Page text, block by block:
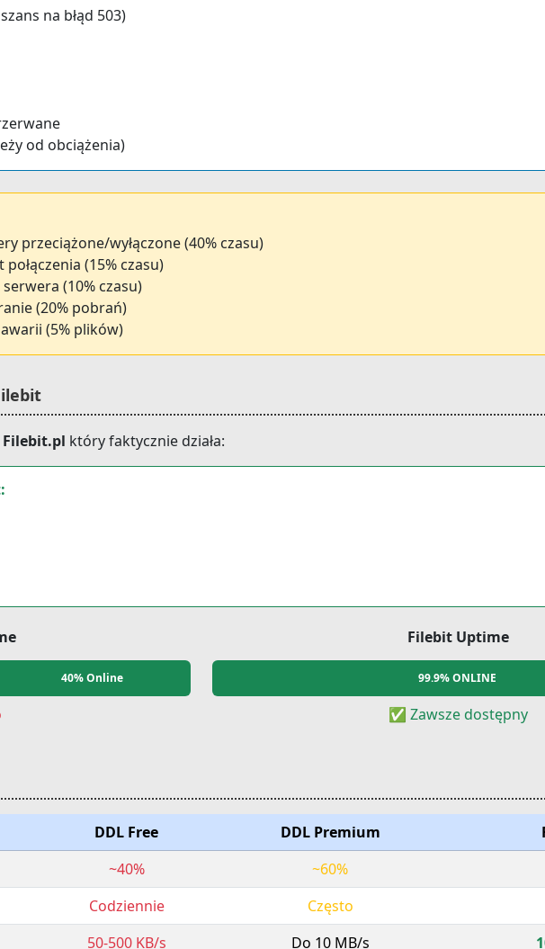
na błąd 503)
od obciążenia)
przeciążone/wyłączone (40% czasu)
(15% czasu)
serwera (10% czasu)
(20% pobrań)
(5% plików)
Filebit.pl który faktycznie działa:
40% Online
Filebit Uptime
99.9% ONLINE
✅ Zawsze dostępny
DDL Free DDL Premium
~40%
~60%
Codziennie
Często
50-500 KB/s
Do 10 MB/s